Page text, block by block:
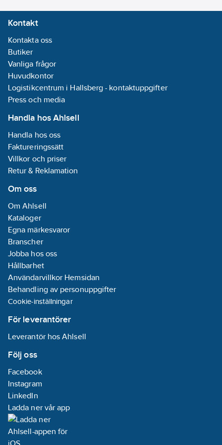
Kontakt
Kontakta oss
Butiker
Vanliga frågor
Huvudkontor
Logistikcentrum i Hallsberg - kontaktuppgifter
Press och media
Handla hos Ahlsell
Handla hos oss
Faktureringssätt
Villkor och priser
Retur & Reklamation
Om oss
Om Ahlsell
Kataloger
Egna märkesvaror
Branscher
Jobba hos oss
Hållbarhet
Användarvillkor Hemsidan
Behandling av personuppgifter
Cookie-inställningar
För leverantörer
Leverantör hos Ahlsell
Följ oss
Facebook
Instagram
LinkedIn
Ladda ner vår app